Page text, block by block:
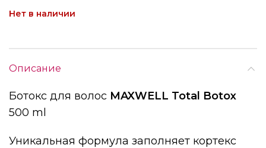
Нет в наличии
Описание
Ботокс для волос MAXWELL Total Botox
500 ml
Уникальная формула заполняет кортекс